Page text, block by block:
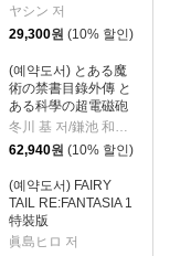
ヤシン 저
29,300원 (10% 할인)
(예약도서) とある魔
術の禁書目錄外傳 と
ある科學の超電磁砲
21 特裝版
62,940원 (10% 할인)
(예약도서) FAIRY
TAIL RE:FANTASIA 1
特裝版
眞島ヒロ 저